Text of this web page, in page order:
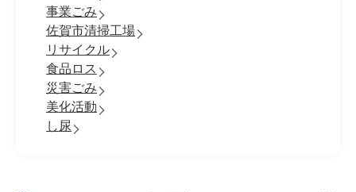
事業ごみ
佐賀市清掃工場
リサイクル
食品ロス
災害ごみ
美化活動
し尿